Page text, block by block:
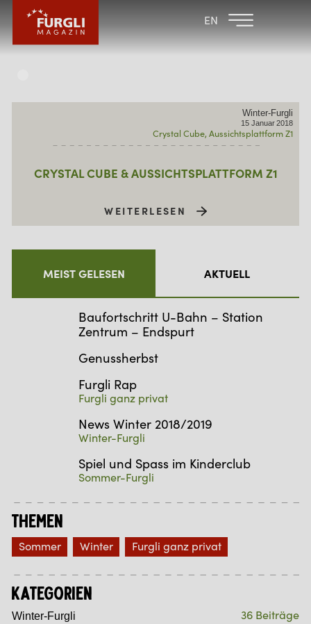
EN
FAMILIENHOTEL
FURGLER
KINDER
Winter-Furgli
15 Januar 2018
Crystal Cube Aussichtsplattform Z1
CRYSTAL CUBE & AUSSICHTSPLATTFORM Z1
WEITERLESEN
MEIST GELESEN AKTUELL
Baufortschritt U-Bahn – Station
Zentrum – Endspurt
Genussherbst
Furgli Rap
Furgli ganz privat
News Winter 2018/2019
Winter-Furgli
Spiel und Spass im Kinderclub
Sommer-Furgli
Themen
Sommer Winter Furgli ganz privat
Kategorien
Winter-Furgli 36 Beiträge